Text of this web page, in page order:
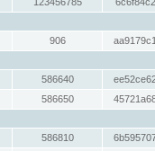
906
586640
586650
586810